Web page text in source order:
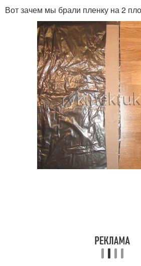
Вот зачем мы брали пленку на 2